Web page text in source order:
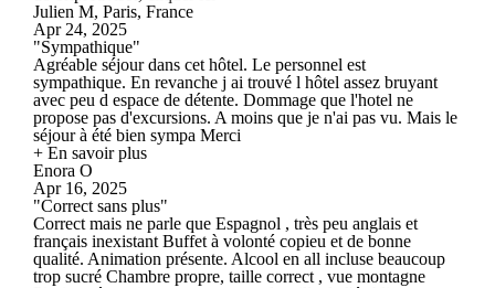
Julien M, Paris, France
Apr 24, 2025
"Sympathique"
Agréable séjour dans cet hôtel. Le personnel est
sympathique. En revanche j ai trouvé l hôtel assez bruyant
avec peu d espace de détente. Dommage que l'hotel ne
propose pas d'excursions. A moins que je n'ai pas vu. Mais le
séjour à été bien sympa Merci
+ En savoir plus
Enora O
Apr 16, 2025
"Correct sans plus"
Correct mais ne parle que Espagnol , très peu anglais et
français inexistant Buffet à volonté copieu et de bonne
qualité. Animation présente. Alcool en all incluse beaucoup
trop sucré Chambre propre, taille correct , vue montagne